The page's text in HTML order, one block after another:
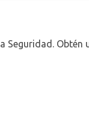
Seguridad. Obtén